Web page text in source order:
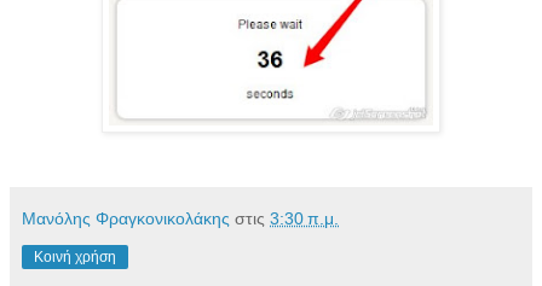
Μανόλης Φραγκονικολάκης στις 3:30 π.μ.
Κοινή χρήση